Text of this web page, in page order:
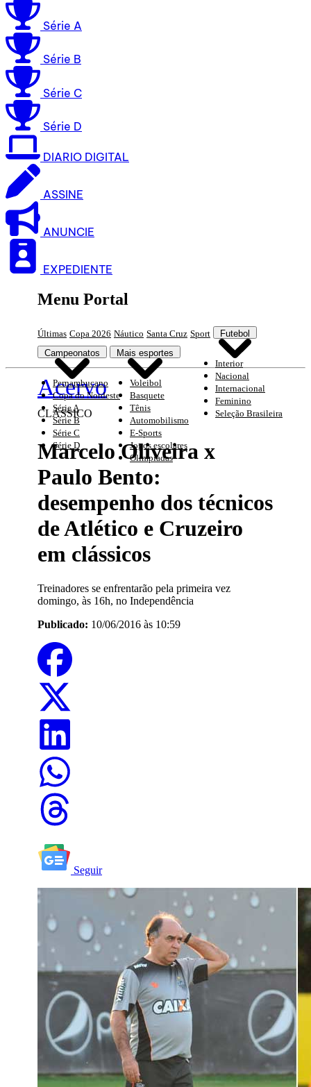
Série A
Série B
Série C
Série D
DIARIO DIGITAL
ASSINE
ANUNCIE
EXPEDIENTE
Menu Portal
Últimas Copa 2026 Náutico Santa Cruz Sport Futebol
Interior
Nacional
Internacional
Feminino
Seleção Brasileira
Campeonatos
Pernambucano
Copa do Nordeste
Série A
Série B
Série C
Série D
Mais esportes
Voleibol
Basquete
Tênis
Automobilismo
E-Sports
Jogos escolares
Olimpíadas
Acervo
CLÃSSICO
Marcelo Oliveira x
Paulo Bento:
desempenho dos técnicos
de Atlético e Cruzeiro
em clássicos
Treinadores se enfrentarão pela primeira vez
domingo, às 16h, no Independência
Publicado: 10/06/2016 às 10:59
Seguir